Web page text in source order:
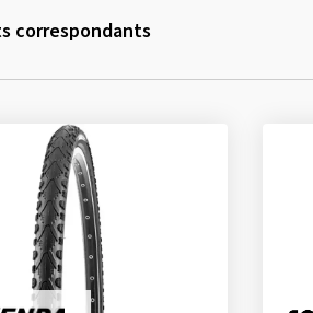
correspondants